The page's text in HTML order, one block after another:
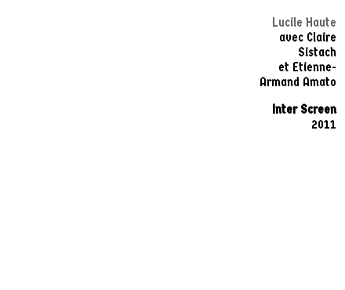
Lucile Haute
avec Claire
Sistach
et Etienne-
Armand Amato
Inter Screen
2011